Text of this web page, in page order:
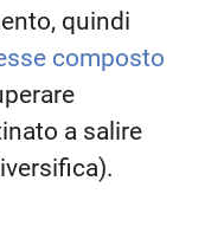
quindi
composto
a salire